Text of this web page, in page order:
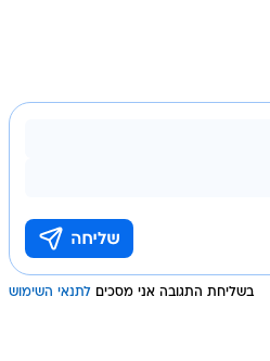
בשליחת התגובה אני מסכים לתנאי השימוש